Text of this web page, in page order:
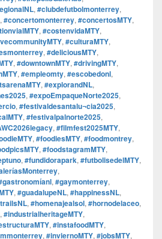
, #clubdefutbolmonterrey,
, #concertomonterrey, #concertosMTY,
, #costenvidaMTY,
, #culturaMTY,
, #deliciousMTY,
, #downtownMTY, #drivingMTY,
, #empleomty, #escobedonl,
, #explorandNL,
, #expoEmpaqueNorte2025,
, #festivaldesantalu¬cia2025,
, #festivalpalnorte2025,
, #filmfest2025MTY,
, #foodiesMTY, #foodmontrey,
, #foodstagramMTY,
, #fundidorapark, #futbolisedelMTY,
,
, #gaymonterrey,
, #guadalupeNL, #happinessNL,
, #homenajealsol, #hornodelaceo,
, #industrialheritageMTY,
, #instafoodMTY,
, #inviernoMTY, #jobsMTY,